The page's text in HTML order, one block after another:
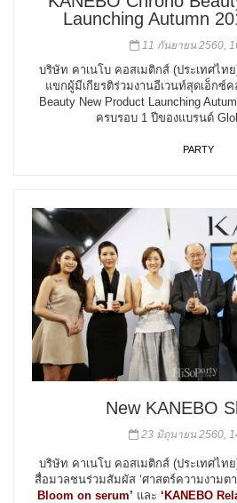
Launching Autumn
11 กันยายน 2560,
บริษัท คาเนโบ คอสเมติกส์ (ประเทศไท
แขกผู้มีเกียรติร่วมงานอีเวนท์สุดเอ็กซ์ค
Beauty New Product Launching
ครบรอบ 1 ปีของแบรนด์
PARTY
New KANEBO
23 มิถุนายน 2560,
บริษัท คาเนโบ คอสเมติกส์ (ประเทศไท
สื่อมวลชนร่วมสัมผัส ‘ศาสตร์ความงามตา
Bloom on serum’ และ ‘KANEBO